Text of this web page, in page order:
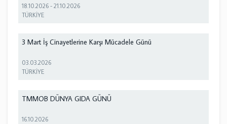
18.10.2026 -21.10.2026
TÜRKİYE
3 Mart İş Cinayetlerine Karşı Mücadele Günü
03.03.2026
TÜRKİYE
TMMOB DÜNYA GIDA GÜNÜ
16.10.2026